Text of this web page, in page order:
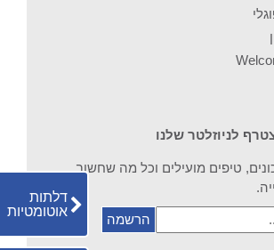
לניוזלטר שלנו
טיפים מועילים וכל מה שחשוב
דלתות
אוטומטיות